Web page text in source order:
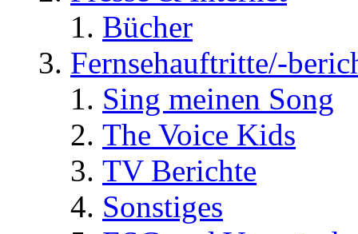
Bücher
Fernsehauftritte/-
Sing meinen Song
The Voice Kids
TV Berichte
Sonstiges